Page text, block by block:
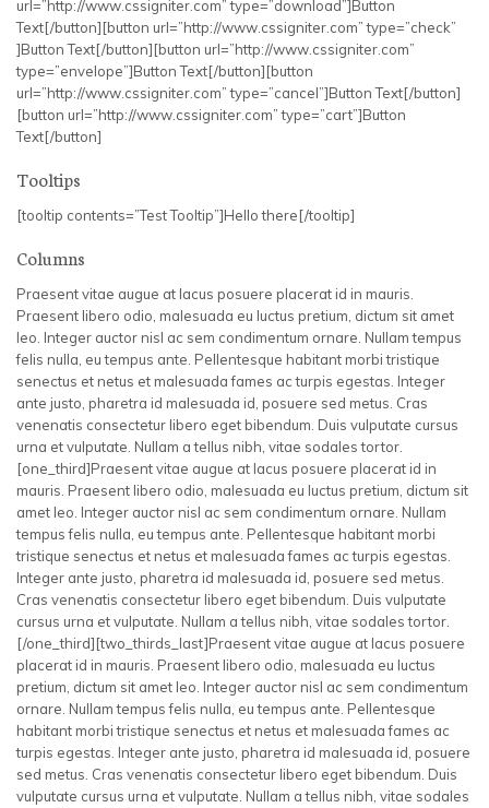
url=”http://www.cssigniter.com” type=”download”]Button
Text[/button][button url=”http://www.cssigniter.com” type=”check”
]Button Text[/button][button url=”http://www.cssigniter.com”
type=”envelope”]Button Text[/button][button
url=”http://www.cssigniter.com” type=”cancel”]Button Text[/button]
[button url=”http://www.cssigniter.com” type=”cart”]Button
Text[/button]
Tooltips
[tooltip contents=”Test Tooltip”]Hello there[/tooltip]
Columns
Praesent vitae augue at lacus posuere placerat id in mauris.
Praesent libero odio, malesuada eu luctus pretium, dictum sit amet
leo. Integer auctor nisl ac sem condimentum ornare. Nullam tempus
felis nulla, eu tempus ante. Pellentesque habitant morbi tristique
senectus et netus et malesuada fames ac turpis egestas. Integer
ante justo, pharetra id malesuada id, posuere sed metus. Cras
venenatis consectetur libero eget bibendum. Duis vulputate cursus
urna et vulputate. Nullam a tellus nibh, vitae sodales tortor.
[one_third]Praesent vitae augue at lacus posuere placerat id in
mauris. Praesent libero odio, malesuada eu luctus pretium, dictum sit
amet leo. Integer auctor nisl ac sem condimentum ornare. Nullam
tempus felis nulla, eu tempus ante. Pellentesque habitant morbi
tristique senectus et netus et malesuada fames ac turpis egestas.
Integer ante justo, pharetra id malesuada id, posuere sed metus.
Cras venenatis consectetur libero eget bibendum. Duis vulputate
cursus urna et vulputate. Nullam a tellus nibh, vitae sodales tortor.
[/one_third][two_thirds_last]Praesent vitae augue at lacus posuere
placerat id in mauris. Praesent libero odio, malesuada eu luctus
pretium, dictum sit amet leo. Integer auctor nisl ac sem condimentum
ornare. Nullam tempus felis nulla, eu tempus ante. Pellentesque
habitant morbi tristique senectus et netus et malesuada fames ac
turpis egestas. Integer ante justo, pharetra id malesuada id, posuere
sed metus. Cras venenatis consectetur libero eget bibendum. Duis
vulputate cursus urna et vulputate. Nullam a tellus nibh, vitae sodales